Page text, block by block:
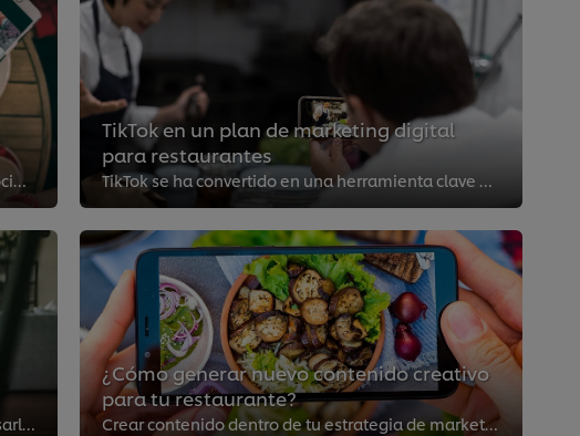
¿Ya estás aprovechando el poder de las redes sociales para entablar relaciones con tu público objetivo?
TikTok en un plan de marketing digital
para restaurantes
TikTok se ha convertido en una herramienta clave para que los restaurantes conecten con un público joven a través de contenido ...
Lanzarte a tomar fotos de tus propios platos y usarlas en redes sociales es una gran idea para generar contenido. Conoce en est...
¿Cómo generar nuevo contenido creativo
para tu restaurante?
Crear contenido dentro de tu estrategia de marketing en redes sociales requiere dedicación y mucha creatividad. Conoce en este ...